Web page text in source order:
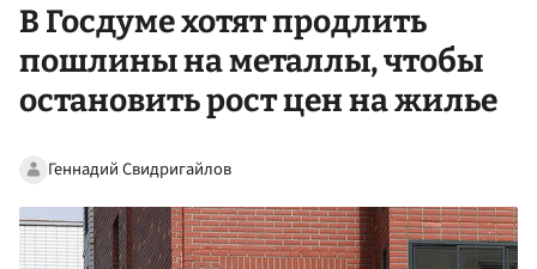
В Госдуме хотят продлить
пошлины на металлы, чтобы
остановить рост цен на жилье
Геннадий Свидригайлов